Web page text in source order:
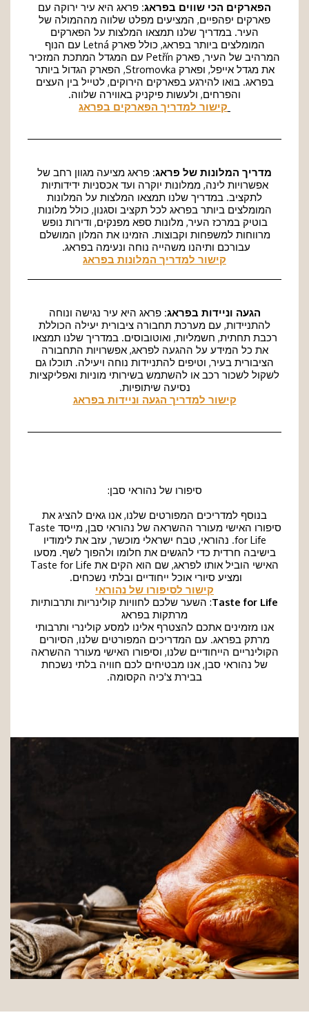
הפארקים הכי שווים בפראג: פראג היא עיר ירוקה עם
פארקים יפהפיים, המציעים מפלט שלווה מההמולה של
העיר. במדריך שלנו תמצאו המלצות על הפארקים
המומלצים ביותר בפראג, כולל פארק Letná עם הנוף
המרהיב של העיר, פארק Petřín עם המגדל המתכת המזכיר
את מגדל אייפל, ופארק Stromovka, הפארק הגדול ביותר
בפראג. בואו להירגע בפארקים הירוקים, לטייל בין העצים
והפרחים, ולעשות פיקניק באווירה שלווה.
קישור למדריך הפארקים בפראג
מדריך המלונות של פראג: פראג מציעה מגוון רחב של
אפשרויות לינה, ממלונות יוקרה ועד אכסניות ידידותיות
לתקציב. במדריך שלנו תמצאו המלצות על המלונות
המומלצים ביותר בפראג לכל תקציב וסגנון, כולל מלונות
בוטיק במרכז העיר, מלונות ספא מפנקים, ודירות נופש
מרווחות למשפחות וקבוצות. הזמינו את המלון המושלם
עבורכם ותיהנו משהייה נוחה ונעימה בפראג.
קישור למדריך המלונות בפראג
הגעה וניידות בפראג: פראג היא עיר נגישה ונוחה
להתניידות, עם מערכת תחבורה ציבורית יעילה הכוללת
רכבת תחתית, חשמליות, ואוטובוסים. במדריך שלנו תמצאו
את כל המידע על ההגעה לפראג, אפשרויות התחבורה
הציבורית בעיר, וטיפים להתניידות נוחה ויעילה. תוכלו גם
לשקול לשכור רכב או להשתמש בשירותי מוניות ואפליקציות
נסיעה שיתופיות.
קישור למדריך הגעה וניידות בפראג
סיפורו של נהוראי סבן:
בנוסף למדריכים המפורטים שלנו, אנו גאים להציג את
סיפורו האישי מעורר ההשראה של נהוראי סבן, מייסד Taste
for Life. נהוראי, טבח ישראלי מוכשר, עזב את לימודיו
בישיבה חרדית כדי להגשים את חלומו ולהפוך לשף. מסעו
האישי הוביל אותו לפראג, שם הוא הקים את Taste for Life
ומציע סיורי אוכל ייחודיים ובלתי נשכחים.
קישור לסיפורו של נהוראי
Taste for Life: השער שלכם לחוויות קולינריות ותרבותיות
מרתקות בפראג
אנו מזמינים אתכם להצטרף אלינו למסע קולינרי ותרבותי
מרתק בפראג. עם המדריכים המפורטים שלנו, הסיורים
הקולינריים הייחודיים שלנו, וסיפורו האישי מעורר ההשראה
של נהוראי סבן, אנו מבטיחים לכם חוויה בלתי נשכחת
בבירת צ'כיה הקסומה.